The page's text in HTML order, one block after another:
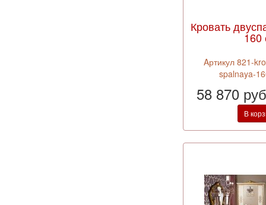
Кровать
160
Aртикул 821-
spalnaya-
58 870
В